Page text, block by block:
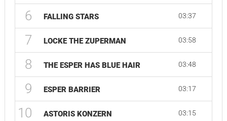
6 FALLING STARS 03:37
7 LOCKE THE ZUPERMAN 03:58
8 THE ESPER HAS BLUE HAIR 03:48
9 ESPER BARRIER 03:17
10 ASTORIS KONZERN 03:15